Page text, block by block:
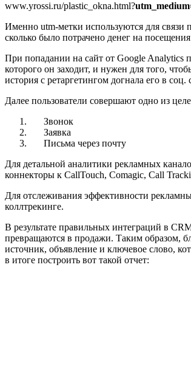
www.yrossi.ru/plastic_okna.html?
Именно utm-метки используются для
сколько было потрачено денег на
При попадании на сайт от Google Analytics
которого он заходит, и нужен для того,
история с ретаргетингом догнала его в соц.
Далее пользователи совершают одно из
Звонок
Заявка
Письма через почту
Для детальной аналитики рекламных
коннекторы к CallTouch, Comagic, Call
Для отслеживания эффективности
коллтрекинге.
В результате правильных интеграций в
превращаются в продажи. Таким образом,
источник, объявление и ключевое слово,
в итоге построить вот такой отчет: